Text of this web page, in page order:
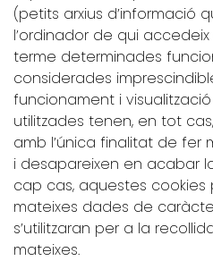
(petits arxius d’informació
l’ordinador de qui
terme determinades
considerades
funcionament i
utilitzades tenen, en tot
amb l’única finalitat de fer
i desapareixen en acabar la
cap cas, aquestes
mateixes dades de
s’utilitzaran per a la
mateixes.